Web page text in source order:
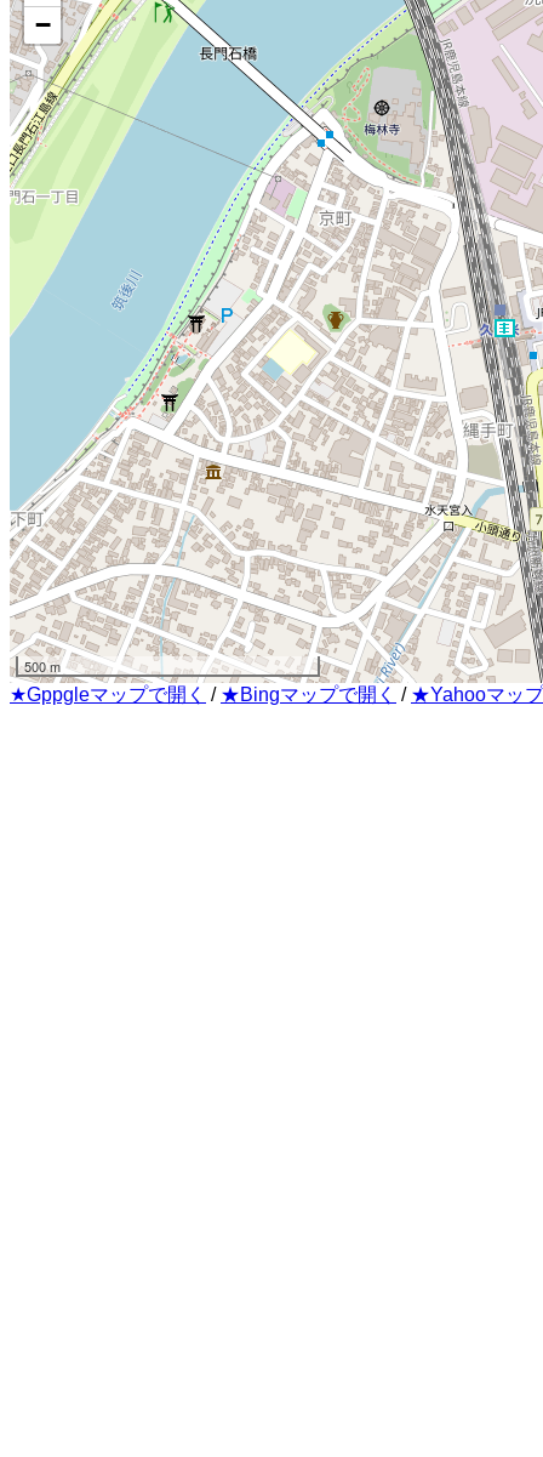
−
500 m
★Gppgleマップで開く / ★Bingマップで開く / ★Yahooマッ